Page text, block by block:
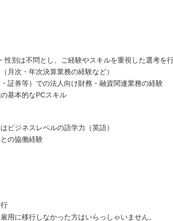
性別は不問とし、ご経験やスキルを重視した選考を行
月次・年次決算業務の経験など）
証券等）での法人向け財務・融資関連業務の経験
基本的なPCスキル
ビジネスレベルの語学力（英語）
の協働経験
用に移行しなかった方はいらっしゃいません。